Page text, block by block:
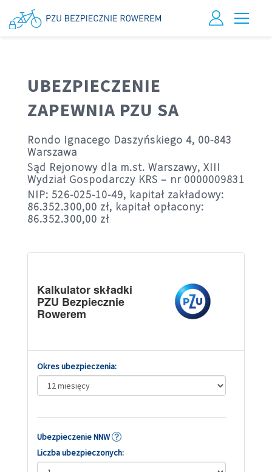
UBEZPIECZENIE
ZAPEWNIA PZU SA
Rondo Ignacego Daszyńskiego 4, 00-843
Warszawa
Sąd Rejonowy dla m.st. Warszawy, XIII
Wydział Gospodarczy KRS – nr 0000009831
NIP: 526-025-10-49, kapitał zakładowy:
86.352.300,00 zł, kapitał opłacony:
86.352.300,00 zł
Kalkulator składki
PZU Bezpiecznie
Rowerem
Okres ubezpieczenia:
Ubezpieczenie NNW
Liczba ubezpieczonych: